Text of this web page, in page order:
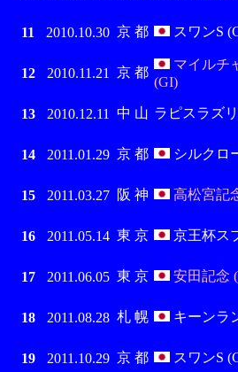
11 2010.10.30 京 都 スワンS
12 2010.11.21 京 都
マイルチ
(GI)
13 2010.12.11 中 山 ラピスラズ
14 2011.01.29 京 都 シルクロ
15 2011.03.27 阪 神 高松宮記
16 2011.05.14 東 京 京王杯ス
17 2011.06.05 東 京 安田記念
18 2011.08.28 札 幌 キーンラ
19 2011.10.29 京 都 スワンS